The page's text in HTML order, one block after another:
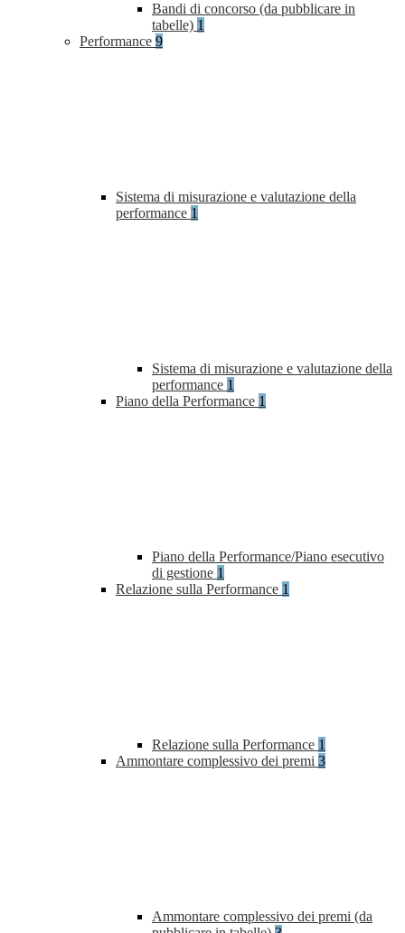
Bandi di concorso (da pubblicare in
tabelle) 1
Performance 9
Sistema di misurazione e valutazione della
performance 1
Sistema di misurazione e valutazione della
performance 1
Piano della Performance 1
Piano della Performance/Piano esecutivo
di gestione 1
Relazione sulla Performance 1
Relazione sulla Performance 1
Ammontare complessivo dei premi 3
Ammontare complessivo dei premi (da